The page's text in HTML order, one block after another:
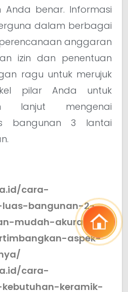
benar. Informasi
dalam berbagai
anggaran
izin dan penentuan
ragu untuk merujuk
pilar Anda untuk
lanjut mengenai
bangunan 3 lantai
cara-
bangunan-2-
mudah-akurat-
aspek-
cara-
keramik-